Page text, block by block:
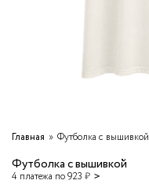
Главная Футболка с вышивкой
Футболка с вышивкой
4 платежа по 923 ₽